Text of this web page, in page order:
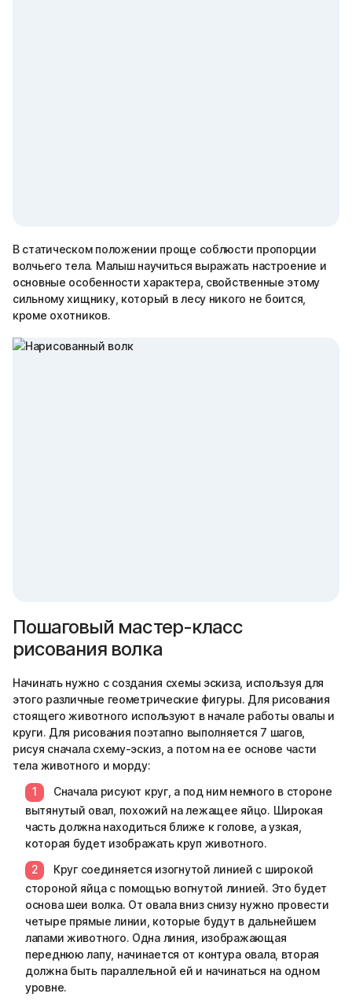
В статическом положении проще соблюсти пропорции
волчьего тела. Малыш научиться выражать настроение и
основные особенности характера, свойственные этому
сильному хищнику, который в лесу никого не боится,
кроме охотников.
Пошаговый мастер-класс
рисования волка
Начинать нужно с создания схемы эскиза, используя для
этого различные геометрические фигуры. Для рисования
стоящего животного используют в начале работы овалы и
круги. Для рисования поэтапно выполняется 7 шагов,
рисуя сначала схему-эскиз, а потом на ее основе части
тела животного и морду:
Сначала рисуют круг, а под ним немного в стороне
вытянутый овал, похожий на лежащее яйцо. Широкая
часть должна находиться ближе к голове, а узкая,
которая будет изображать круп животного.
Круг соединяется изогнутой линией с широкой
стороной яйца с помощью вогнутой линией. Это будет
основа шеи волка. От овала вниз снизу нужно провести
четыре прямые линии, которые будут в дальнейшем
лапами животного. Одна линия, изображающая
переднюю лапу, начинается от контура овала, вторая
должна быть параллельной ей и начинаться на одном
уровне.